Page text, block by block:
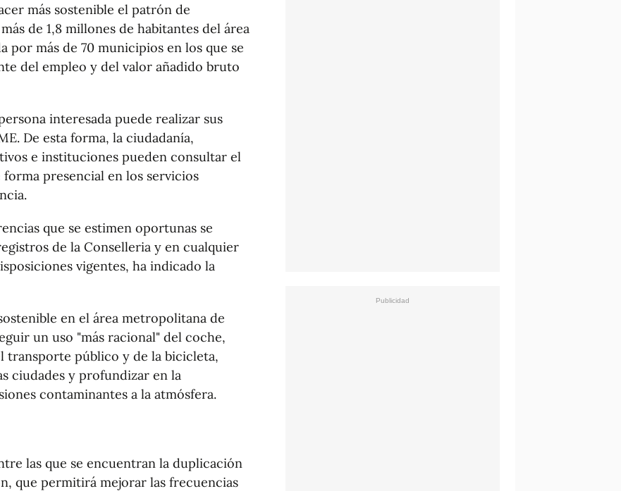
más sostenible el patrón de
de 1,8 millones de habitantes del área
por más de 70 municipios en los que se
del empleo y del valor añadido bruto
interesada puede realizar sus
De esta forma, la ciudadanía,
e instituciones pueden consultar el
presencial en los servicios
que se estimen oportunas se
de la Conselleria y en cualquier
vigentes, ha indicado la
en el área metropolitana de
un uso "más racional" del coche,
público y de la bicicleta,
ciudades y profundizar en la
contaminantes a la atmósfera.
las que se encuentran la duplicación
que permitirá mejorar las frecuencias